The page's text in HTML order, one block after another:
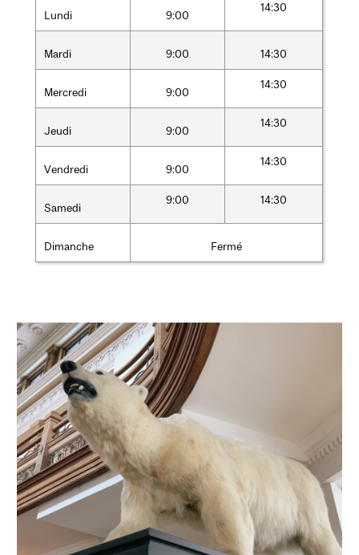
Lundi 9:00
14:30
Mardi 9:00 14:30
Mercredi 9:00
14:30
Jeudi 9:00
14:30
Vendredi 9:00
14:30
Samedi
9:00 14:30
Dimanche Fermé